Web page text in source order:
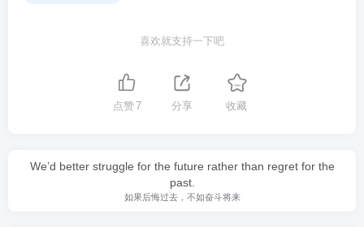
喜欢就支持一下吧
点赞 7 分享 收藏
We’d better struggle for the future rather than regret for the
past.
如果后悔过去，不如奋斗将来